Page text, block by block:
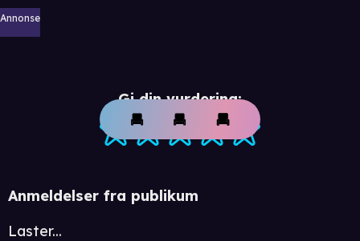
Annonse
Gi din vurdering:
Anmeldelser fra publikum
Laster...